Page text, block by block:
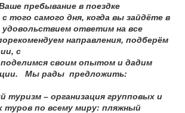
пребывание в поездке
того самого дня, когда вы зайдёте в
ответим на все
направления, подберём
с
своим опытом и дадим
Мы рады предложить:
туризм – организация групповых и
туров по всему миру: пляжный